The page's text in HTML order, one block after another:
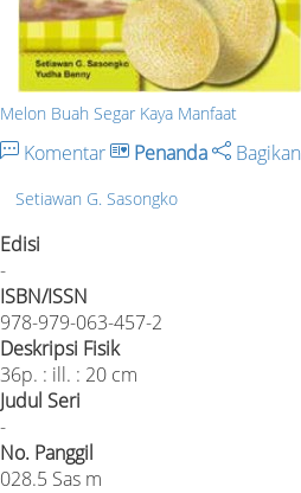
Melon Buah Segar Kaya Manfaat
Komentar Penanda Bagikan
Setiawan G. Sasongko
Edisi
-
ISBN/ISSN
978-979-063-457-2
Deskripsi Fisik
36p. : ill. : 20 cm
Judul Seri
-
No. Panggil
028.5 Sas m